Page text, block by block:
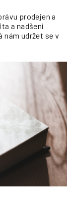
prodejen a
a nadšení
nám udržet se v